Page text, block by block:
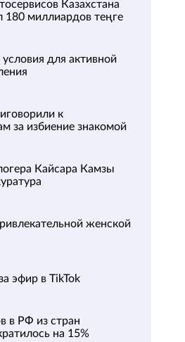
Казахстана
180 миллиардов теңге
для активной
к
за избиение знакомой
Кайсара Камзы
женской
эфир в TikTok
в РФ из стран
на 15%